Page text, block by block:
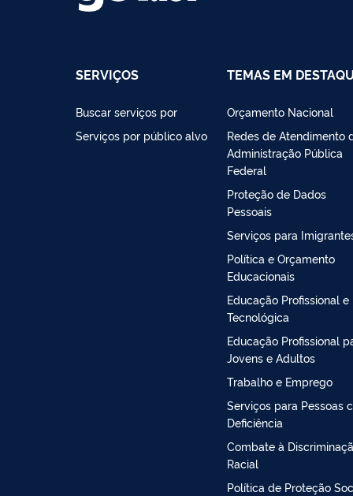
SERVIÇOS
Buscar serviços por
Serviços por público alvo
TEMAS EM
Orçamento Nacional
Redes de Atendimento
Administração Pública
Federal
Proteção de Dados
Pessoais
Serviços para
Política e Orçamento
Educacionais
Educação Profissional e
Tecnológica
Educação Profissional
Jovens e Adultos
Trabalho e Emprego
Serviços para Pessoas
Deficiência
Combate à
Racial
Política de Proteção